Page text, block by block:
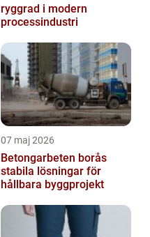
ryggrad i modern
processindustri
07 maj 2026
Betongarbeten borås
stabila lösningar för
hållbara byggprojekt